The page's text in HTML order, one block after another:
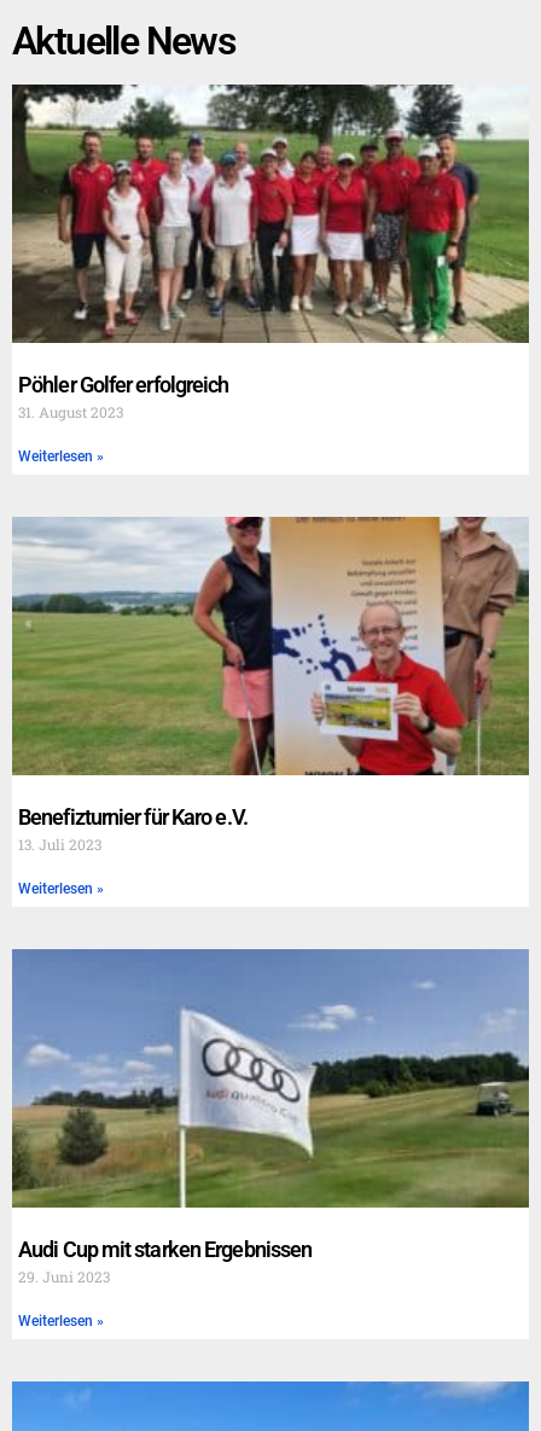
Aktuelle News
Pöhler Golfer erfolgreich
31. August 2023
Weiterlesen »
Benefizturnier für Karo e.V.
13. Juli 2023
Weiterlesen »
Audi Cup mit starken Ergebnissen
29. Juni 2023
Weiterlesen »